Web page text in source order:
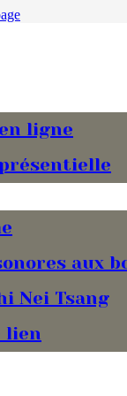
ligne
aux
Nei Tsang
lien